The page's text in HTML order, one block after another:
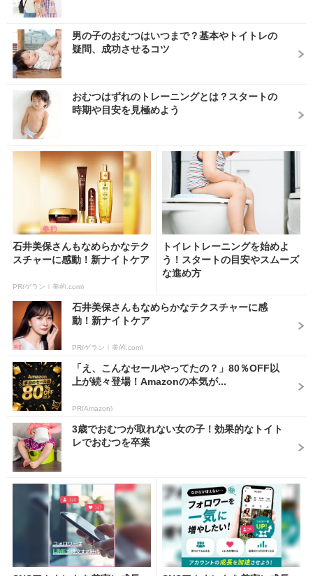
男の子のおむつはいつまで？基本やトイトレの
疑問、成功させるコツ
おむつはずれのトレーニングとは？スタートの
時期や目安を見極めよう
石井美保さんもなめらかなテク
スチャーに感動！新ナイトケア
PR(ゲラン｜美的.com)
トイレトレーニングを始めよ
う！スタートの目安やスムーズ
な進め方
石井美保さんもなめらかなテクスチャーに感
動！新ナイトケア
PR(ゲラン｜美的.com)
「え、こんなセールやってたの？」80％OFF以
上が続々登場！Amazonの本気が...
PR(Amazon)
3歳でおむつが取れない女の子！効果的なトイト
レでおむつを卒業